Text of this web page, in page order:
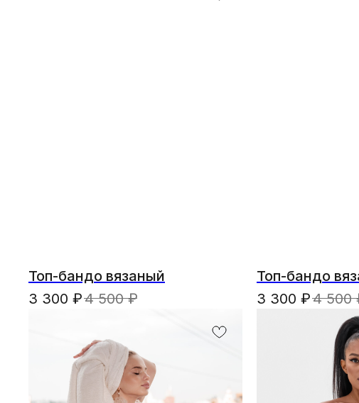
Топ-бандо вязаный
3 300 ₽4 500 ₽
Топ-бандо
3 300 ₽4 500